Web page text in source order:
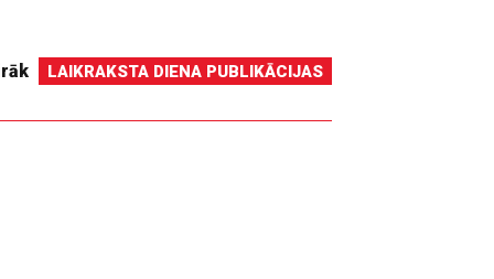
LAIKRAKSTA DIENA PUBLIKĀCIJAS